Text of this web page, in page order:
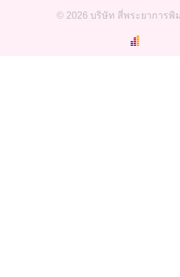
© 2026 บริษัท สี่พระยาการพิ